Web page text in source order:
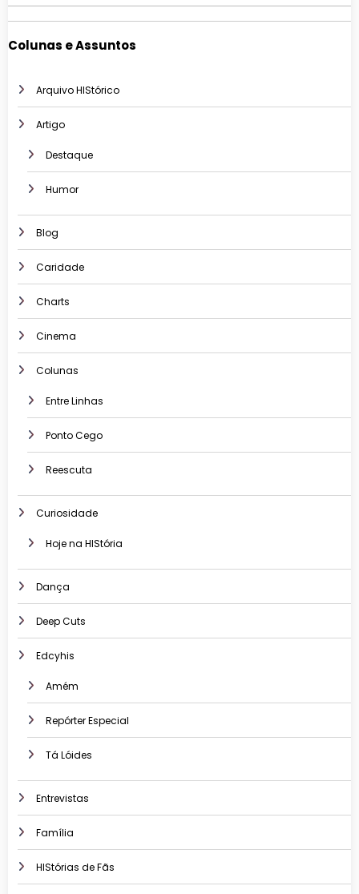
Colunas e Assuntos
Arquivo HIStórico
Artigo
Destaque
Humor
Blog
Caridade
Charts
Cinema
Colunas
Entre Linhas
Ponto Cego
Reescuta
Curiosidade
Hoje na HIStória
Dança
Deep Cuts
Edcyhis
Amém
Repórter Especial
Tá Lóides
Entrevistas
Família
HIStórias de Fãs